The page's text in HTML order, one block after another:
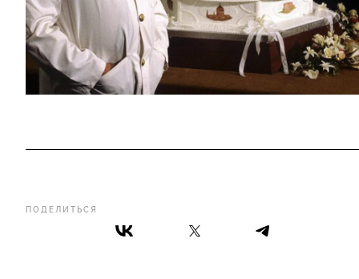
ПОДЕЛИТЬСЯ